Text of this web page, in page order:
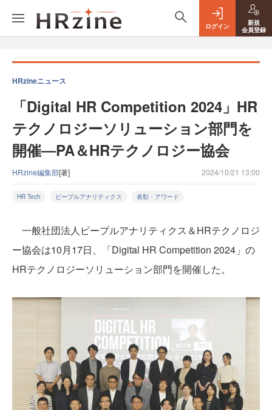
ログイン
新規
会員登録
HRzineニュース
「Digital HR Competition 2024」HR
テクノロジーソリューション部門を
開催―PA＆HRテクノロジー協会
HRzine編集部[著] 2024/10/21 13:00
HR Tech ピープルアナリティクス 表彰・アワード
一般社団法人ピープルアナリティクス＆HRテクノロジ
ー協会は10月17日、「Digital HR Competition 2024」の
HRテクノロジーソリューション部門を開催した。